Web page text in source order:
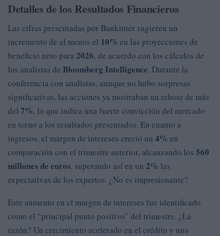
Detalles de los Resultados Financieros
Las cifras presentadas por Bankinter sugieren un
incremento de al menos el 10% en las proyecciones de
beneficio neto para 2026, de acuerdo con los cálculos de
los analistas de Bloomberg Intelligence. Durante la
conferencia con analistas, aunque no hubo sorpresas
significativas, las acciones ya mostraban un rebote de más
del 7%, lo que indica una fuerte convicción del mercado
en torno a los resultados presentados. En cuanto a
ingresos, el margen de intereses creció un 4% en
comparación con el trimestre anterior, alcanzando los 560
millones de euros, superando así en un 2% las
expectativas de los expertos. ¿No es impresionante?
Este aumento en el margen de intereses fue identificado
como el “principal punto positivo” del trimestre. ¿La
razón? Un crecimiento acelerado en el crédito y una